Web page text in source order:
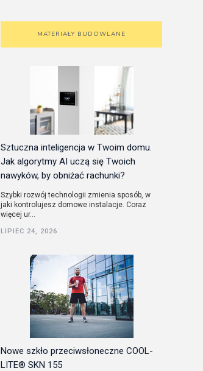
MATERIAŁY BUDOWLANE
Sztuczna inteligencja w Twoim domu.
Jak algorytmy AI uczą się Twoich
nawyków, by obniżać rachunki?
Szybki rozwój technologii zmienia sposób, w
jaki kontrolujesz domowe instalacje. Coraz
więcej ur...
LIPIEC 24, 2026
Nowe szkło przeciwsłoneczne COOL-
LITE® SKN 155